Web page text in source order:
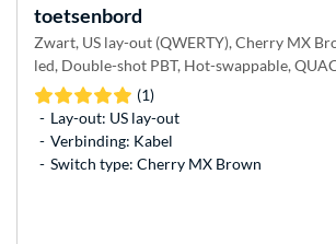
toetsenbord
Zwart, US lay-out (QWERTY), Cherry MX
led, Double-shot PBT, Hot-swappable,
(1)
Lay-out: US lay-out
Verbinding: Kabel
Switch type: Cherry MX Brown